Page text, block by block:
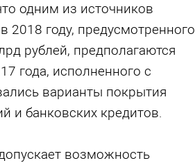
одним из источников
году, предусмотренного
рублей, предполагаются
года, исполненного с
варианты покрытия
и банковских кредитов.
возможность